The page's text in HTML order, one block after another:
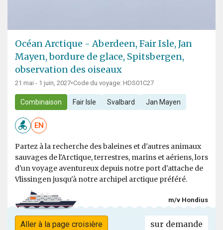
Océan Arctique - Aberdeen, Fair Isle, Jan
Mayen, bordure de glace, Spitsbergen,
observation des oiseaux
21 mai - 1 juin, 2027•Code du voyage: HDS01C27
Combinaison Fair Isle Svalbard Jan Mayen
EN
Partez à la recherche des baleines et d'autres animaux
sauvages de l'Arctique, terrestres, marins et aériens, lors
d'un voyage aventureux depuis notre port d'attache de
Vlissingen jusqu'à notre archipel arctique préféré.
m/v Hondius
Aller à la page croisière sur demande